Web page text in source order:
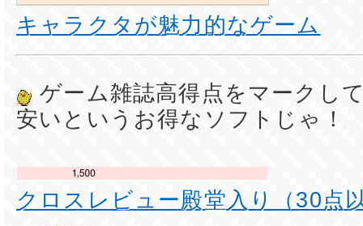
キャラクタが魅力的なゲーム
ゲーム雑誌高得点をマークし
安いというお得なソフトじゃ！
クロスレビュー殿堂入り（30点